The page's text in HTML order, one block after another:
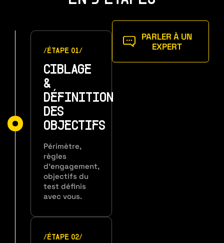
PARLER À UN
EXPERT
/ÉTAPE 01/
CIBLAGE
&
DÉFINITION
DES
OBJECTIFS
Périmètre,
règles
d’engagement,
objectifs du
test définis
avec vous.
/ÉTAPE 02/